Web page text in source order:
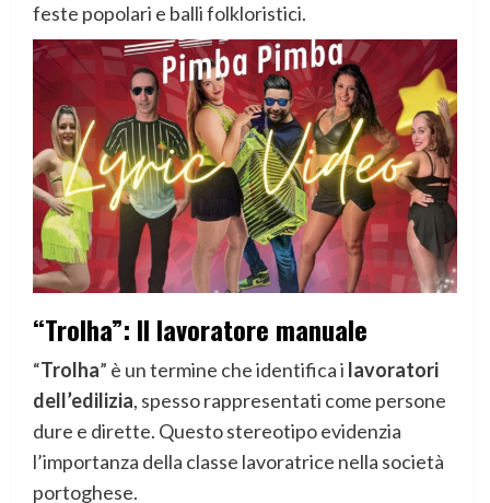
feste popolari e balli folkloristici.
“Trolha”: Il lavoratore manuale
“Trolha” è un termine che identifica i lavoratori
dell’edilizia, spesso rappresentati come persone
dure e dirette. Questo stereotipo evidenzia
l’importanza della classe lavoratrice nella società
portoghese.